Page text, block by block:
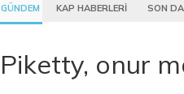
GÜNDEM KAP HABERLERİ SON
Piketty, onur